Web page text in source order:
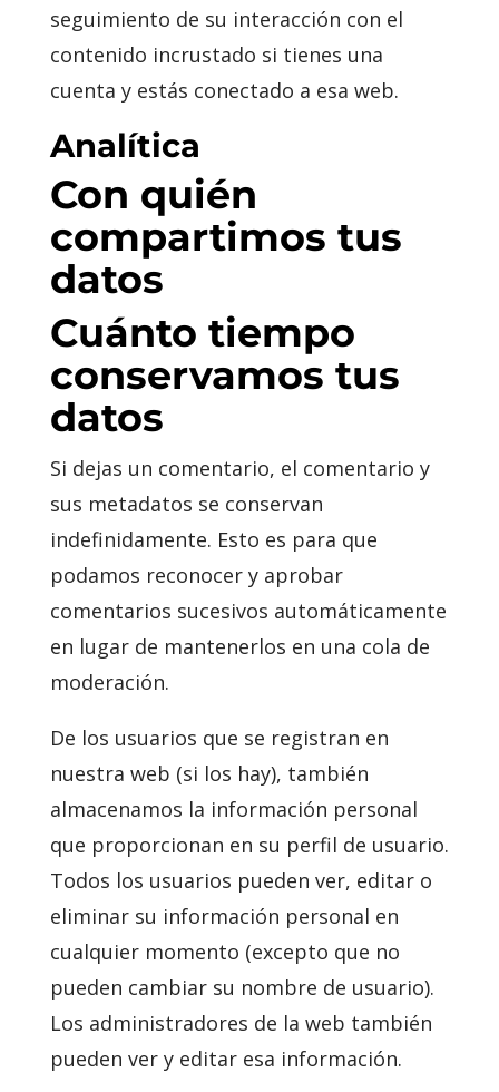
seguimiento de su interacción con el
contenido incrustado si tienes una
cuenta y estás conectado a esa web.
Analítica
Con quién
compartimos tus
datos
Cuánto tiempo
conservamos tus
datos
Si dejas un comentario, el comentario y
sus metadatos se conservan
indefinidamente. Esto es para que
podamos reconocer y aprobar
comentarios sucesivos automáticamente
en lugar de mantenerlos en una cola de
moderación.
De los usuarios que se registran en
nuestra web (si los hay), también
almacenamos la información personal
que proporcionan en su perfil de usuario.
Todos los usuarios pueden ver, editar o
eliminar su información personal en
cualquier momento (excepto que no
pueden cambiar su nombre de usuario).
Los administradores de la web también
pueden ver y editar esa información.